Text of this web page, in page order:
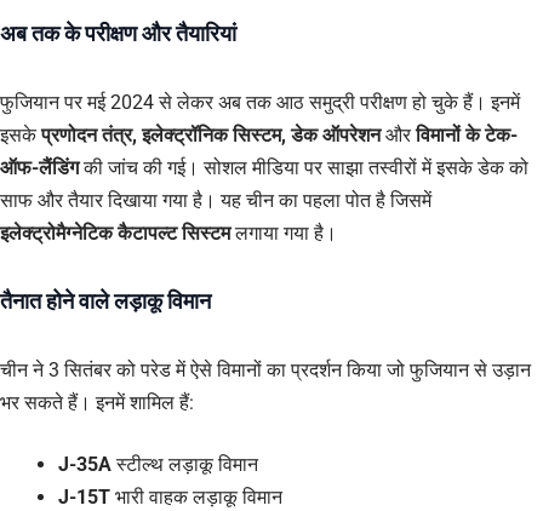
अब तक के परीक्षण और तैयारियां
फुजियान पर मई 2024 से लेकर अब तक आठ समुद्री परीक्षण हो चुके हैं। इनमें
इसकेप्रणोदन तंत्र, इलेक्ट्रॉनिक सिस्टम, डेक ऑपरेशनऔरविमानों के टेक-
ऑफ-लैंडिंगकी जांच की गई। सोशल मीडिया पर साझा तस्वीरों में इसके डेक को
साफ और तैयार दिखाया गया है। यह चीन का पहला पोत है जिसमें
इलेक्ट्रोमैग्नेटिक कैटापल्ट सिस्टमलगाया गया है।
तैनात होने वाले लड़ाकू विमान
चीन ने 3 सितंबर को परेड में ऐसे विमानों का प्रदर्शन किया जो फुजियान से उड़ान
भर सकते हैं। इनमें शामिल हैं:
J-35Aस्टील्थ लड़ाकू विमान
J-15T भारी वाहक लड़ाकू विमान